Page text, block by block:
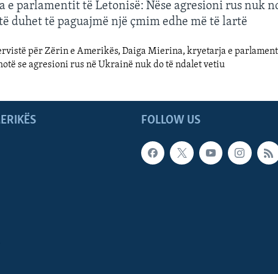
e parlamentit të Letonisë: Nëse agresioni rus nuk
duhet të paguajmë një çmim edhe më të lartë
për Zërin e Amerikës, Daiga Mierina, kryetarja e
se agresioni rus në Ukrainë nuk do të ndalet vetiu
FOLLOW US